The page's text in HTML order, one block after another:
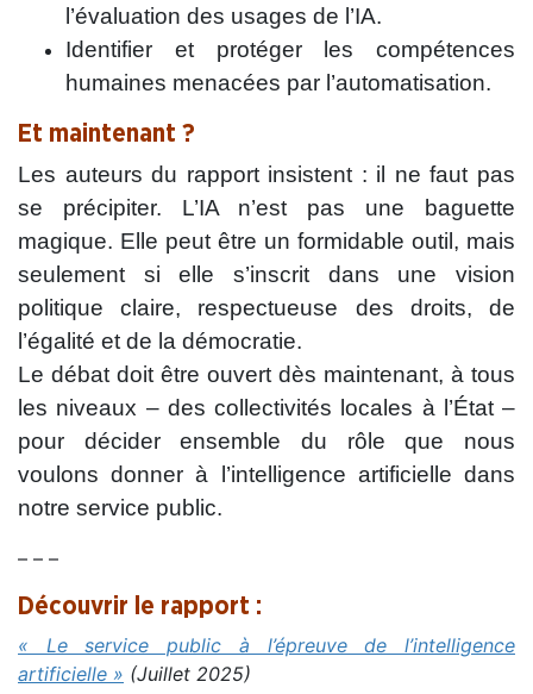
l’évaluation des usages de l’IA.
Identifier et protéger les compétences
humaines menacées par l’automatisation.
Et maintenant ?
Les auteurs du rapport insistent : il ne faut pas
se précipiter. L’IA n’est pas une baguette
magique. Elle peut être un formidable outil, mais
seulement si elle s’inscrit dans une vision
politique claire, respectueuse des droits, de
l’égalité et de la démocratie.
Le débat doit être ouvert dès maintenant, à tous
les niveaux – des collectivités locales à l’État –
pour décider ensemble du rôle que nous
voulons donner à l’intelligence artificielle dans
notre service public.
– – –
Découvrir le rapport :
« Le service public à l’épreuve de l’intelligence
artificielle » (Juillet 2025)